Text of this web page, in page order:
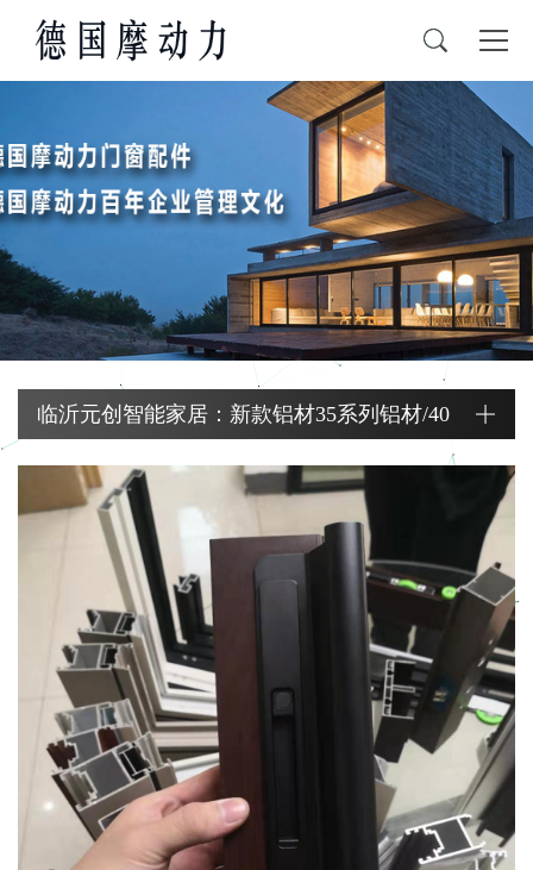
产品中心
新闻资讯
行业资讯
常见问题
临沂元创智能家居：新款铝材35系列铝材/40
系列铝材